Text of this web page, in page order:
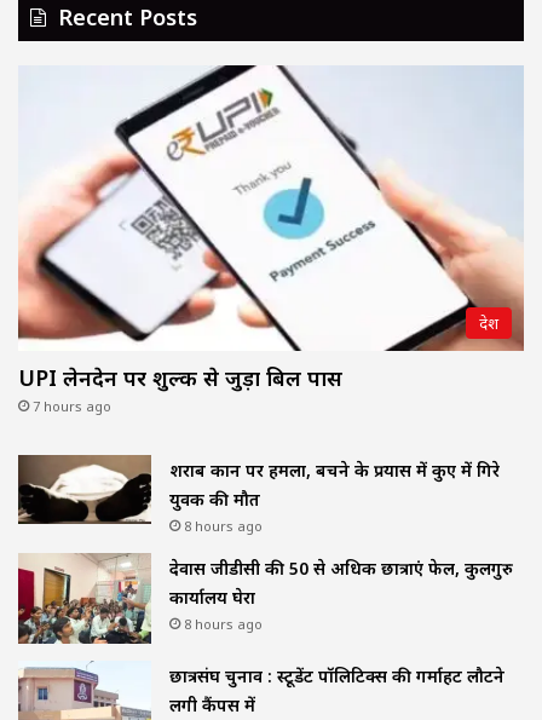
Recent Posts
देश
UPI लेनदेन पर शुल्क से जुड़ा बिल पास
7 hours ago
शराब दुकान पर हमला, बचने के प्रयास में कुए में गिरे
युवक की मौत
8 hours ago
देवास जीडीसी की 50 से अधिक छात्राएं फेल, कुलगुरु
कार्यालय घेरा
8 hours ago
छात्रसंघ चुनाव : स्टूडेंट पॉलिटिक्स की गर्माहट लौटने
लगी कैंपस में